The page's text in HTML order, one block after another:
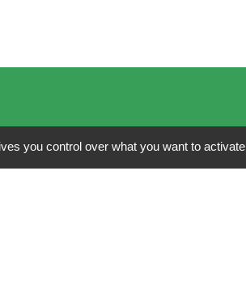
you control over what you want to activate